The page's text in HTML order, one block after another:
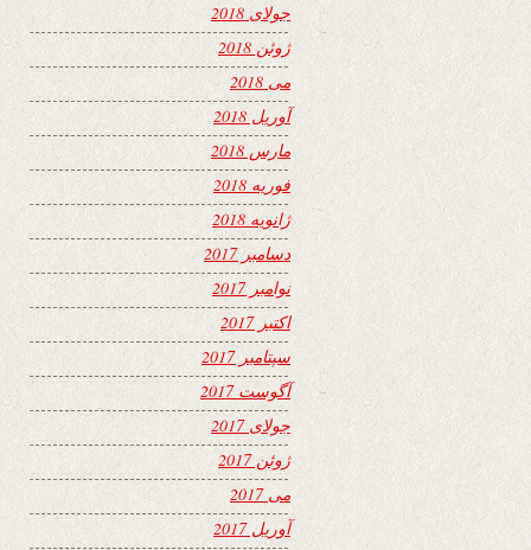
جولای 2018
ژوئن 2018
می 2018
آوریل 2018
مارس 2018
فوریه 2018
ژانویه 2018
دسامبر 2017
نوامبر 2017
اکتبر 2017
سپتامبر 2017
آگوست 2017
جولای 2017
ژوئن 2017
می 2017
آوریل 2017